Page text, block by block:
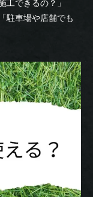
工できるの？」
駐車場や店舗でも